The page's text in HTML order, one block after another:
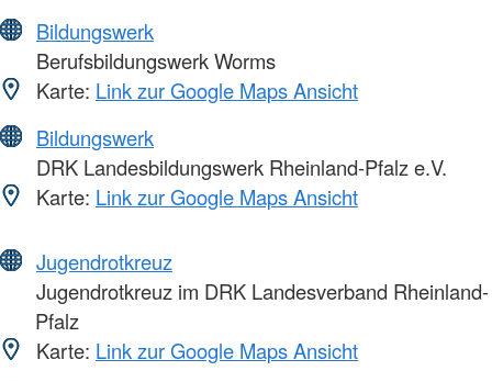
Bildungswerk
Berufsbildungswerk Worms
Karte: Link zur Google Maps Ansicht
Bildungswerk
DRK Landesbildungswerk Rheinland-Pfalz e.V.
Karte: Link zur Google Maps Ansicht
Jugendrotkreuz
Jugendrotkreuz im DRK Landesverband Rheinland-
Pfalz
Karte: Link zur Google Maps Ansicht